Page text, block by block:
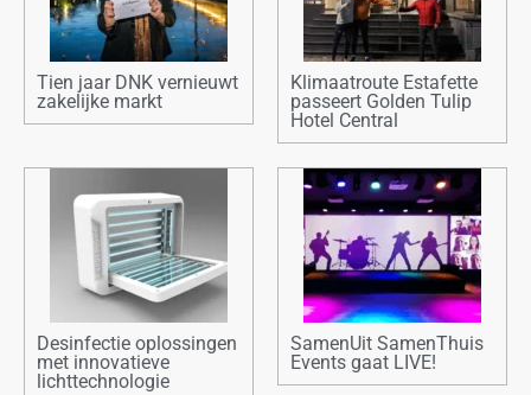
Tien jaar DNK vernieuwt
zakelijke markt
Klimaatroute Estafette
passeert Golden Tulip
Hotel Central
Desinfectie oplossingen
met innovatieve
lichttechnologie
SamenUit SamenThuis
Events gaat LIVE!